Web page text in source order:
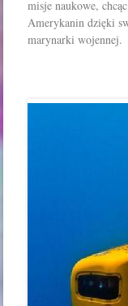
misje naukowe,
Amerykanin dzięki
marynarki wojennej.